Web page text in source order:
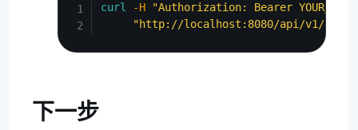
curl -H
"Authorization: Bearer
"http://localhost:8080/api/v1/
下一步